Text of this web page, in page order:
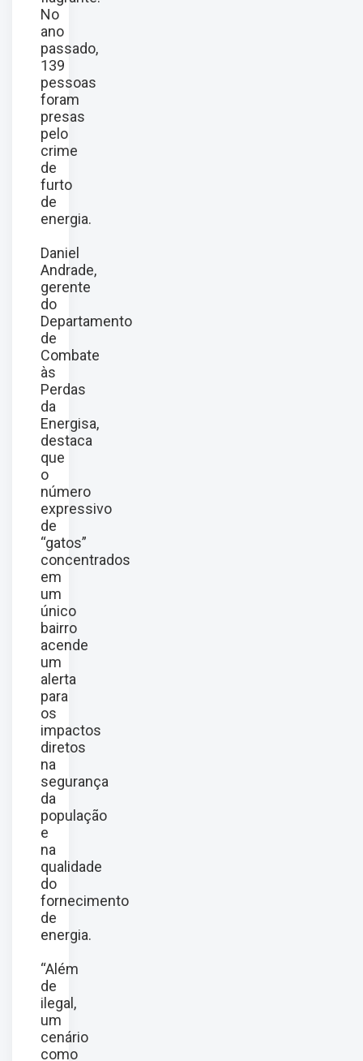
No
ano
passado,
139
pessoas
foram
presas
pelo
crime
de
furto
de
energia.
Daniel
Andrade,
gerente
do
Departamento
de
Combate
às
Perdas
da
Energisa,
destaca
que
o
número
expressivo
de
“gatos”
concentrados
em
um
único
bairro
acende
um
alerta
para
os
impactos
diretos
na
segurança
da
população
e
na
qualidade
do
fornecimento
de
energia.
“Além
de
ilegal,
um
cenário
como